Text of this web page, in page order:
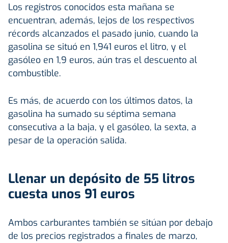
Los registros conocidos esta mañana se
encuentran, además, lejos de los respectivos
récords alcanzados el pasado junio, cuando la
gasolina se situó en 1,941 euros el litro, y el
gasóleo en 1,9 euros, aún tras el descuento al
combustible.
Es más, de acuerdo con los últimos datos, la
gasolina ha sumado su séptima semana
consecutiva a la baja, y el gasóleo, la sexta, a
pesar de la operación salida.
Llenar un depósito de 55 litros
cuesta unos 91 euros
Ambos carburantes también se sitúan por debajo
de los precios registrados a finales de marzo,